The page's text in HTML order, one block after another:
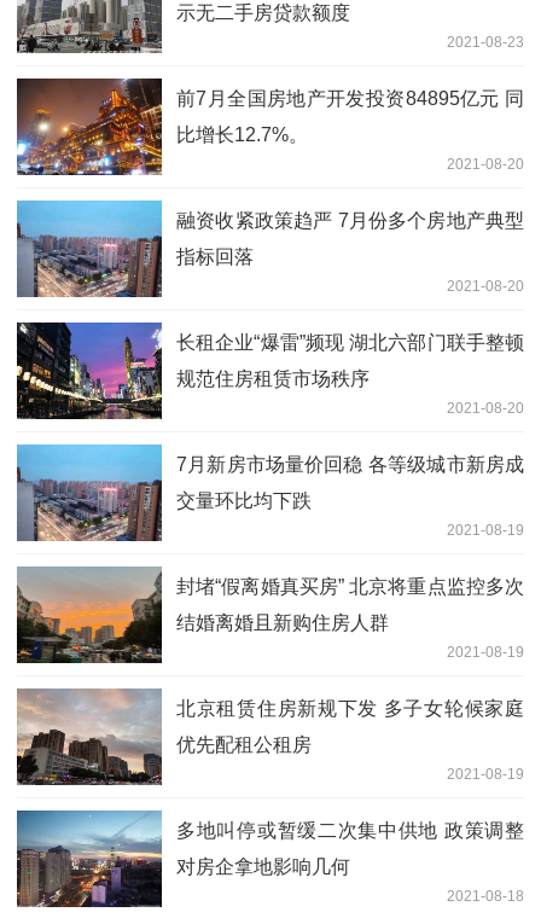
示无二手房贷款额度
2021-08-23
前7月全国房地产开发投资84895亿元 同
比增长12.7%。
2021-08-20
融资收紧政策趋严 7月份多个房地产典型
指标回落
2021-08-20
长租企业“爆雷”频现 湖北六部门联手整顿
规范住房租赁市场秩序
2021-08-20
7月新房市场量价回稳 各等级城市新房成
交量环比均下跌
2021-08-19
封堵“假离婚真买房” 北京将重点监控多次
结婚离婚且新购住房人群
2021-08-19
北京租赁住房新规下发 多子女轮候家庭
优先配租公租房
2021-08-19
多地叫停或暂缓二次集中供地 政策调整
对房企拿地影响几何
2021-08-18